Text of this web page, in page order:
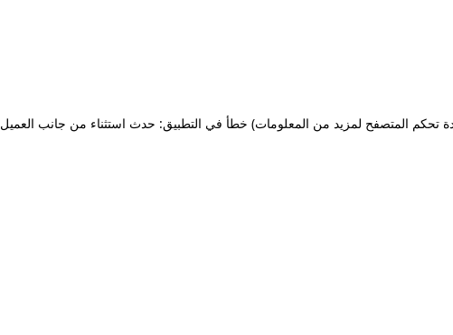
خطأ في التطبيق: حدث استثناء من جانب العميل تحكم المتصفح لمزيد من المعلومات)